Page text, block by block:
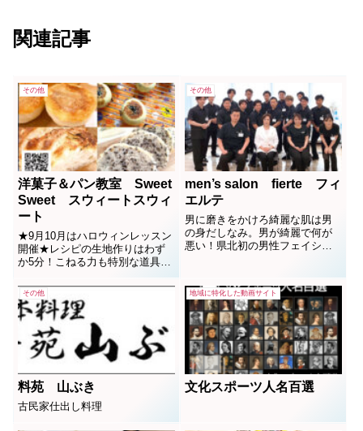
関連記事
その他
洋菓子＆パン教室 Sweet
Sweet スウィートスウィ
ート
★9月10月はハロウィンレッスン
開催★レシピの生地作りはわず
か5分！こねる力も特別な道具も
きのパン作りで自宅で叶う焼き
たてパンを楽しみましょう♪感染
対策を徹底した完全予約制。入
門コース10レ シ ピ ～ ス タ ー
ト で す 。オンラインレッスン
も有。
その他
men’s salon fierte フィ
エルテ
男に磨きをかけろ綺麗な肌は男
の身だしなみ。男が綺麗で何が
悪い！県北初の男性フェイシャ
クティックだからできる本格エ
ステ。
その他
料苑 山ぶき
古民家仕出し料理
地域に特化した動画サイト
文化スポーツ人名百選